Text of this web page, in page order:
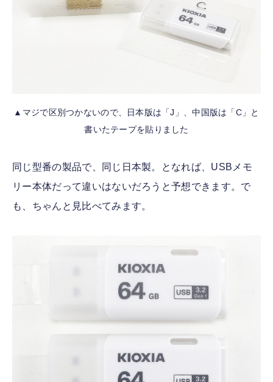
▲マジで区別つかないので、日本版は「J」、中国版は「C」と
書いたテープを貼りました
同じ型番の製品で、同じ日本製。となれば、USBメモ
リー本体だって違いはないだろうと予想できます。で
も、ちゃんと見比べてみます。